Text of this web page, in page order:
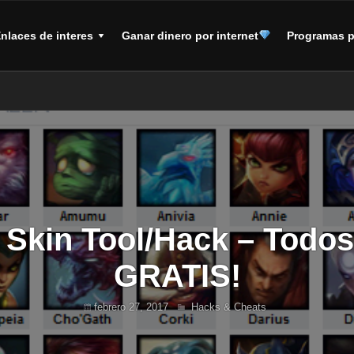
de interes Ganar dinero por internet Programas
Tool/Hack –
GRATIS!
febrero 27, 2017 Hacks & Cheats